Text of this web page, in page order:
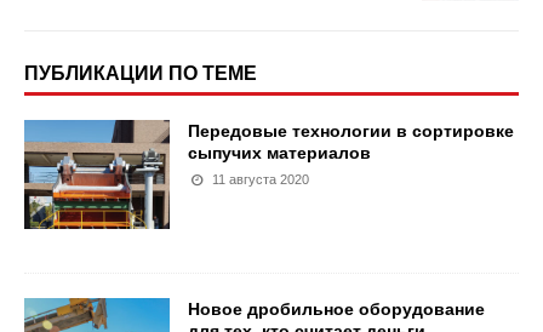
ПУБЛИКАЦИИ ПО ТЕМЕ
Передовые технологии в сортировке
сыпучих материалов
11 августа 2020
Новое дробильное оборудование